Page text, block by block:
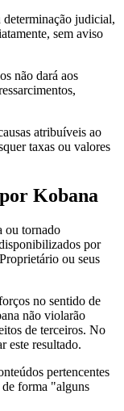
determinação judicial,
sem aviso
não dará aos
atribuíveis ao
taxas ou valores
Kobana
ou tornado
por
ou seus
no sentido de
não violarão
de terceiros. No
este resultado.
pertencentes
forma "alguns